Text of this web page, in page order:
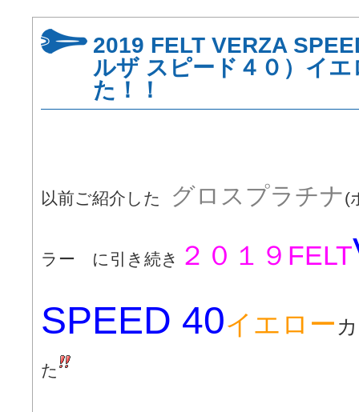
2019 FELT VERZA
ルザ スピード４０）イ
た！！
以前ご紹介した グロスプラチナ(
ラー に引き続き ２０１９ FELT
SPEED 40イエロー
た